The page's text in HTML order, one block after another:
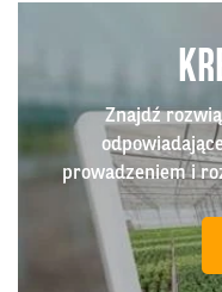
Znajdź
prowadzeniem i